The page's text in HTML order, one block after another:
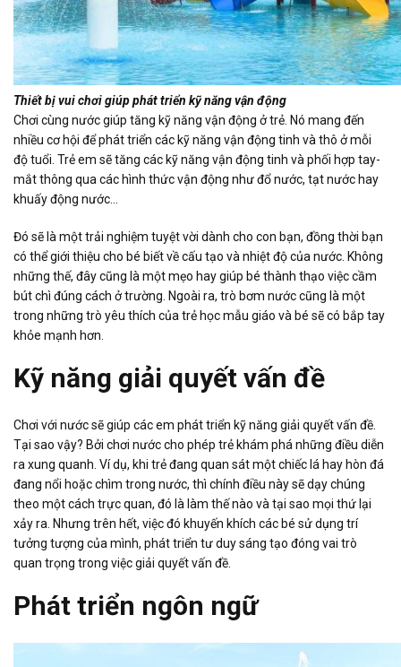
Thiết bị vui chơi giúp phát triển kỹ năng vận động
Chơi cùng nước giúp tăng kỹ năng vận động ở trẻ. Nó mang đến
nhiều cơ hội để phát triển các kỹ năng vận động tinh và thô ở mỗi
độ tuổi. Trẻ em sẽ tăng các kỹ năng vận động tinh và phối hợp tay-
mắt thông qua các hình thức vận động như đổ nước, tạt nước hay
khuấy động nước…
Đó sẽ là một trải nghiệm tuyệt vời dành cho con bạn, đồng thời bạn
có thể giới thiệu cho bé biết về cấu tạo và nhiệt độ của nước. Không
những thế, đây cũng là một mẹo hay giúp bé thành thạo việc cầm
bút chì đúng cách ở trường. Ngoài ra, trò bơm nước cũng là một
trong những trò yêu thích của trẻ học mẫu giáo và bé sẽ có bắp tay
khỏe mạnh hơn.
Kỹ năng giải quyết vấn đề
Chơi với nước sẽ giúp các em phát triển kỹ năng giải quyết vấn đề.
Tại sao vậy? Bởi chơi nước cho phép trẻ khám phá những điều diễn
ra xung quanh. Ví dụ, khi trẻ đang quan sát một chiếc lá hay hòn đá
đang nổi hoặc chìm trong nước, thì chính điều này sẽ dạy chúng
theo một cách trực quan, đó là làm thế nào và tại sao mọi thứ lại
xảy ra. Nhưng trên hết, việc đó khuyến khích các bé sử dụng trí
tưởng tượng của mình, phát triển tư duy sáng tạo đóng vai trò
quan trọng trong việc giải quyết vấn đề.
Phát triển ngôn ngữ